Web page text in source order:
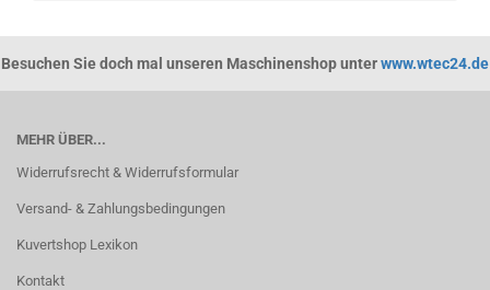
Besuchen Sie doch mal unseren Maschinenshop unterwww.wtec24.de
MEHR ÜBER...
Widerrufsrecht & Widerrufsformular
Versand- & Zahlungsbedingungen
Kuvertshop Lexikon
Kontakt